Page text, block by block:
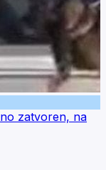
zatvoren, na